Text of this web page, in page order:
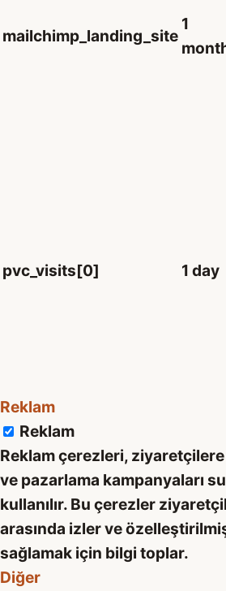
mailchimp_landing_site
1
pvc_visits[0] 1 day
Reklam
Reklam
Reklam çerezleri,
ve pazarlama kampanyaları
kullanılır. Bu çerezler
arasında izler ve
sağlamak için bilgi toplar.
Diğer